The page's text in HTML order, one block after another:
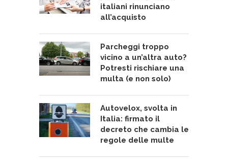
italiani rinunciano
all’acquisto
Parcheggi troppo
vicino a un’altra auto?
Potresti rischiare una
multa (e non solo)
Autovelox, svolta in
Italia: firmato il
decreto che cambia le
regole delle multe